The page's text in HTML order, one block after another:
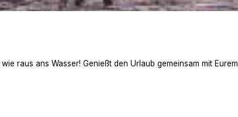
raus ans Wasser! Genießt den Urlaub gemeinsam mit